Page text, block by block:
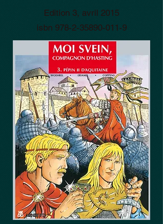
Edition 3, avril 2015
isbn 978-2-35890-011-9